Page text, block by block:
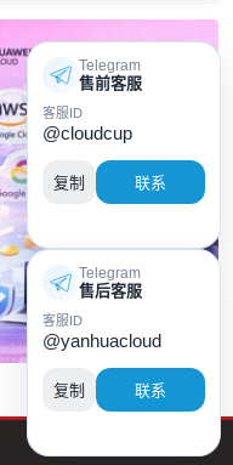
Telegram
售前客服
客服ID
@cloudcup
复制 联系
Telegram
售后客服
客服ID
@yanhuacloud
复制 联系